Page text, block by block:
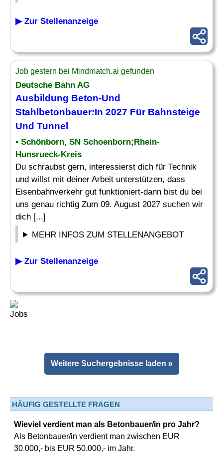
▶ Zur Stellenanzeige
Job gestern bei Mindmatch.ai gefunden
Deutsche Bahn AG
Ausbildung Beton-Und
Stahlbetonbauer:In 2027 Für Bahnsteige
Und Tunnel
• Schönborn, SN Schoenborn;Rhein-
Hunsrueck-Kreis
Du schraubst gern, interessierst dich für Technik
und willst mit deiner Arbeit unterstützen, dass
Eisenbahnverkehr gut funktioniert-dann bist du bei
uns genau richtig Zum 09. August 2027 suchen wir
dich [...]
MEHR INFOS ZUM STELLENANGEBOT
▶ Zur Stellenanzeige
Weitere Suchergebnisse laden »
HÄUFIG GESTELLTE FRAGEN
Wieviel verdient man als Betonbauer/in pro Jahr?
Als Betonbauer/in verdient man zwischen EUR
30.000,- bis EUR 50.000,- im Jahr.